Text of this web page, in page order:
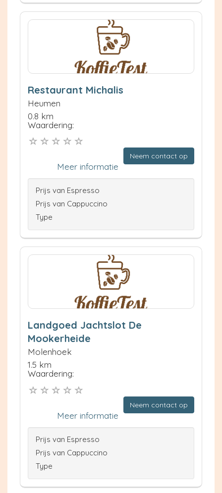
Restaurant Michalis
Heumen
0.8 km
Waardering:
Neem contact op
Meer informatie
Prijs van Espresso
Prijs van Cappuccino
Type
Landgoed Jachtslot De
Mookerheide
Molenhoek
1.5 km
Waardering:
Neem contact op
Meer informatie
Prijs van Espresso
Prijs van Cappuccino
Type